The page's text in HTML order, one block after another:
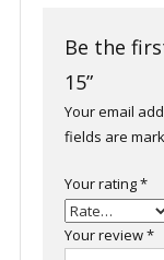
Be the
15”
Your email
fields are
Your rating*
Your review*